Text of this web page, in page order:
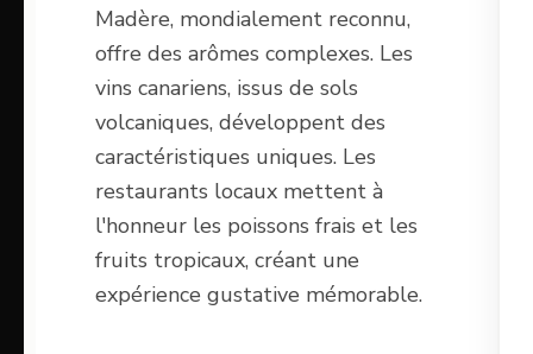
Madère, mondialement reconnu,
offre des arômes complexes. Les
vins canariens, issus de sols
volcaniques, développent des
caractéristiques uniques. Les
restaurants locaux mettent à
l'honneur les poissons frais et les
fruits tropicaux, créant une
expérience gustative mémorable.